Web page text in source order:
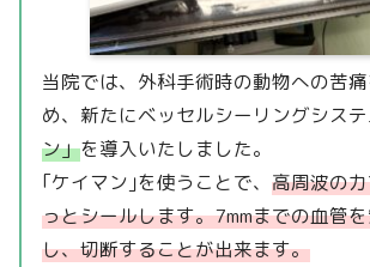
当院では、外科手術時の動物への苦
め、新たにベッセルシーリングシス
ン」を導入いたしました。
｢ケイマン｣を使うことで、高周波の
っとシールします。7mmまでの血管
し、切断することが出来ます。